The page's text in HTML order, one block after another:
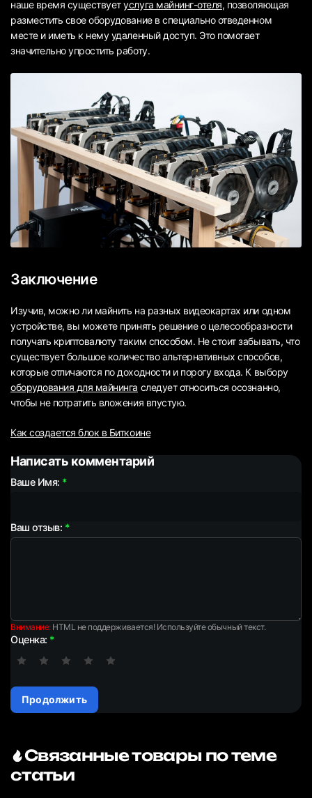
наше время существуетуслуга майнинг-отеля, позволяющая
разместить свое оборудование в специально отведенном
месте и иметь к нему удаленный доступ. Это помогает
значительно упростить работу.
Заключение
Изучив, можно ли майнить на разных видеокартах или одном
устройстве, вы можете принять решение о целесообразности
получать криптовалюту таким способом. Не стоит забывать, что
существует большое количество альтернативных способов,
которые отличаются по доходности и порогу входа. К выбору
оборудования для майнинга следует относиться осознанно,
чтобы не потратить вложения впустую.
Как создается блок в Биткоине
Написать комментарий
Ваше Имя:
Ваш отзыв:
Внимание:HTML не поддерживается! Используйте обычный текст.
Оценка:
Продолжить
Связанные товары по теме
статьи